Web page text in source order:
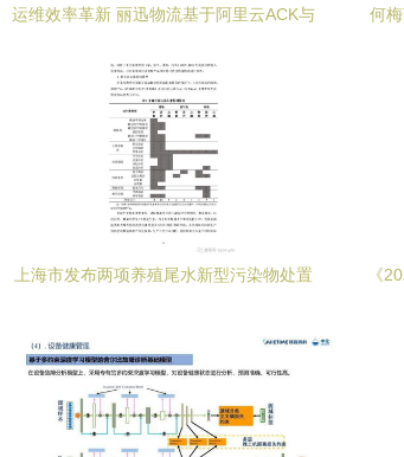
运维效率革新 丽迅物流基于阿里云ACK与
何
上海市发布两项养殖尾水新型污染物处置
《